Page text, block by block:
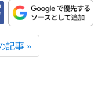
記事 »